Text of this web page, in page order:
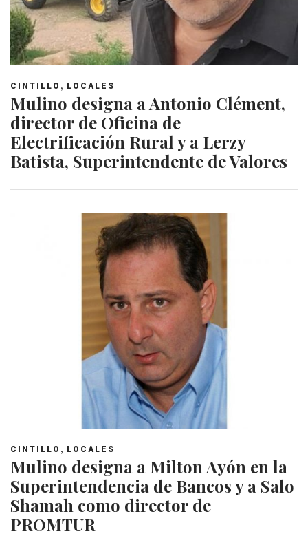
CINTILLO , LOCALES
Mulino designa a Antonio Clément,
director de Oficina de
Electrificación Rural y a Lerzy
Batista, Superintendente de Valores
CINTILLO , LOCALES
Mulino designa a Milton Ayón en la
Superintendencia de Bancos y a Salo
Shamah como director de
PROMTUR